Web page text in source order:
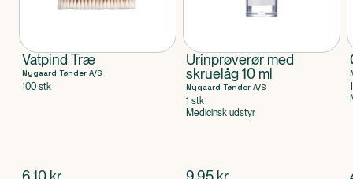
Vatpind Træ
Nygaard Tønder A/S
100 stk
$nuværende pris
Urinprøverør med
skruelåg 10 ml
Nygaard Tønder A/S
1 stk
Medicinsk udstyr
$nuværende pris